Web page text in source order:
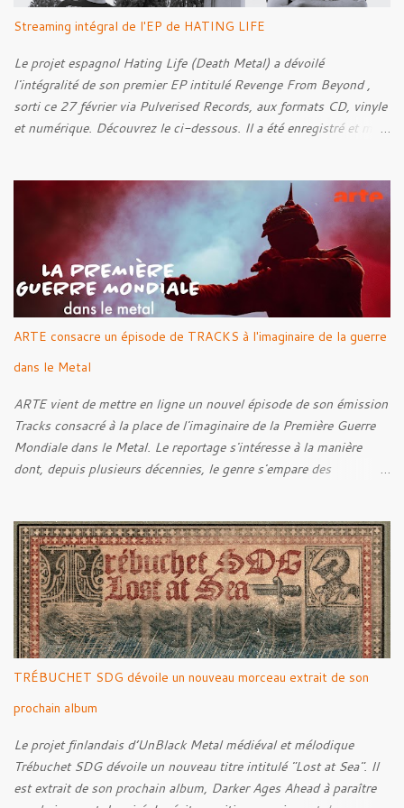
Streaming intégral de l'EP de HATING LIFE
Le projet espagnol Hating Life (Death Metal) a dévoilé
l'intégralité de son premier EP intitulé Revenge From Beyond ,
sorti ce 27 février via Pulverised Records, aux formats CD, vinyle
et numérique. Découvrez le ci-dessous. Il a été enregistré et mixé
Rebellion Against The Vile 05. Revenge From Beyond 06. The
Sense Of Fear
ARTE consacre un épisode de TRACKS à l'imaginaire de la guerre
dans le Metal
ARTE vient de mettre en ligne un nouvel épisode de son émission
Tracks consacré à la place de l'imaginaire de la Première Guerre
Mondiale dans le Metal. Le reportage s'intéresse à la manière
dont, depuis plusieurs décennies, le genre s'empare des
cette réflexion, Tracks est allé à la rencontre de Noise (
Kanonenfieber ) et de Dmytro Kumar ( 1914 ), qui reviennent sur
leur intérêt pour la Première Guerre mondiale. Le documentaire
donne également la parole au producteur Kristian "Kohle"
Kohlmannslehner, collaborateur de 1914 , ainsi qu'à l'historien
Ralf Raths, directeur du Musée allemand des blindés de Munster,
afin d'interroger plus largement la place des images de guerre
dans l'esthétique et l'imaginaire du Metal. Le reportage est à
découvrir ci-dessous :
TRÉBUCHET SDG dévoile un nouveau morceau extrait de son
prochain album
Le projet finlandais d’UnBlack Metal médiéval et mélodique
Trébuchet SDG dévoile un nouveau titre intitulé "Lost at Sea". Il
est extrait de son prochain album, Darker Ages Ahead à paraître